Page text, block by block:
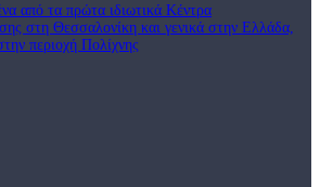
από τα πρώτα ιδιωτικά Κέντρα
στη Θεσσαλονίκη και γενικά στην Ελλάδα,
περιοχή Πολίχνης